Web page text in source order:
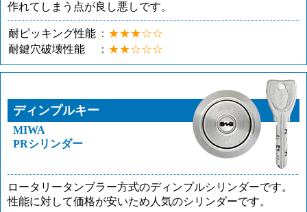
作れてしまう点が良し悪しです。
耐ピッキング性能
★★★☆☆
耐鍵穴破壊性能
★★☆☆☆
ディンプルキー
MIWA
PRシリンダー
ロータリータンブラー方式のディンプルシリンダーです。
性能に対して価格が安いため人気のシリンダーです。